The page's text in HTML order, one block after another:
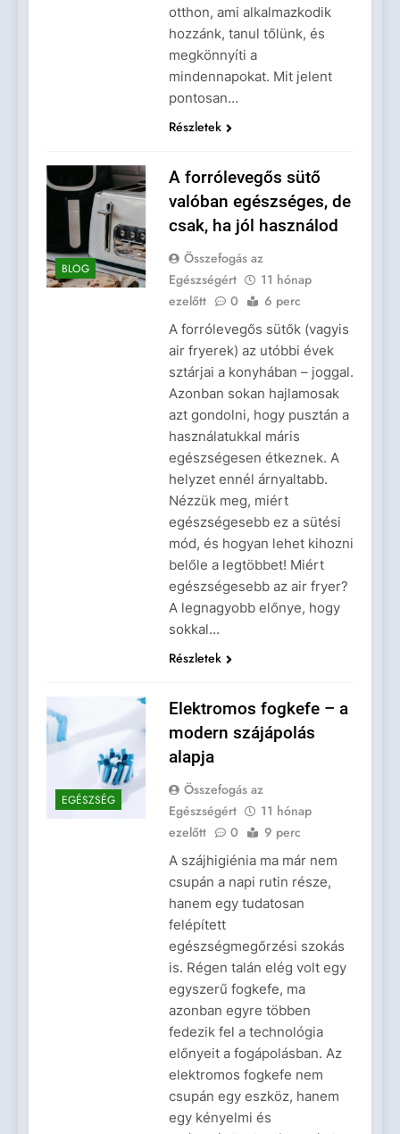
otthon, ami alkalmazkodik
hozzánk, tanul tőlünk, és
megkönnyíti a
mindennapokat. Mit jelent
pontosan…
Részletek
BLOG
A forrólevegős sütő
valóban egészséges, de
csak, ha jól használod
Összefogás az
Egészségért
11 hónap
ezelőtt
0 6 perc
A forrólevegős sütők (vagyis
air fryerek) az utóbbi évek
sztárjai a konyhában – joggal.
Azonban sokan hajlamosak
azt gondolni, hogy pusztán a
használatukkal máris
egészségesen étkeznek. A
helyzet ennél árnyaltabb.
Nézzük meg, miért
egészségesebb ez a sütési
mód, és hogyan lehet kihozni
belőle a legtöbbet! Miért
egészségesebb az air fryer?
A legnagyobb előnye, hogy
sokkal…
Részletek
EGÉSZSÉG
Elektromos fogkefe – a
modern szájápolás
alapja
Összefogás az
Egészségért
11 hónap
ezelőtt
0 9 perc
A szájhigiénia ma már nem
csupán a napi rutin része,
hanem egy tudatosan
felépített
egészségmegőrzési szokás
is. Régen talán elég volt egy
egyszerű fogkefe, ma
azonban egyre többen
fedezik fel a technológia
előnyeit a fogápolásban. Az
elektromos fogkefe nem
csupán egy eszköz, hanem
egy kényelmi és